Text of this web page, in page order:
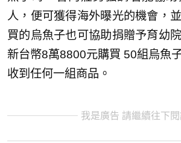
人，便可獲得海外曝光的機會，
買的烏魚子也可協助捐贈予育幼
新台幣8萬8800元購買 50組烏魚
收到任何一組商品。
我是廣告 請繼續往下